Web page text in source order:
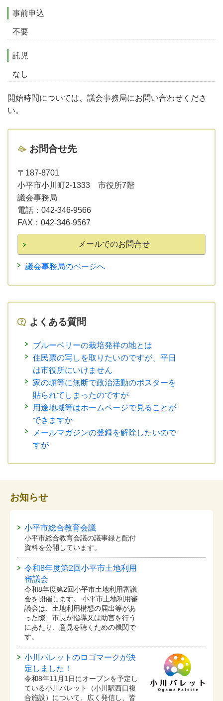
事前申込
不要
託児
なし
開始時間については、議会事務局にお問い合わせくださ
い。
お問合せ先
〒187-8701
小平市小川町2-1333 市役所7階
議会事務局
電話： 042-346-9566
FAX： 042-346-9567
議会事務局のページへ
よくある質問
ブルーベリーの栽培発祥の地とは
住民票の写しを取りたいのですが、平日
は市役所にいけません
家の塀等に無断で政治活動のポスターを
貼られてしまったのですが
用途地域等はホームページで見ることが
できますか
メールマガジンの登録を解除したいので
すが
お知らせ
小平市総合教育会議
小平市総合教育会議の議事録と配付
資料を公開しています。
令和8年度第2回小平市土地利用
審議会
令和8年度第2回小平市土地利用審議
会を開催します。 小平市土地利用審
議会は、土地利用構想の届出等があ
った際、市長が指導又は助言を行う
にあたり、意見を聴くための機関で
す。
小川パレットのロゴマークが決
定しました！
令和8年11月1日にオープンを予定し
ている⼩川パレット（小川駅西口複
合施設）について、広く発信し、皆